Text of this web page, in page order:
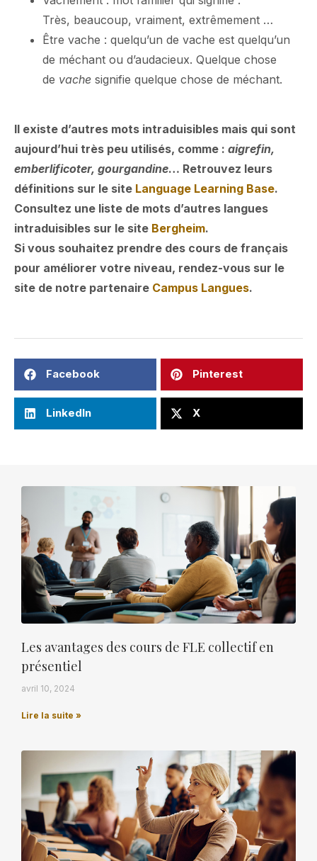
Très, beaucoup, vraiment, extrêmement …
Être vache : quelqu’un de vache est quelqu’un
de méchant ou d’audacieux. Quelque chose
de vache signifie quelque chose de méchant.
Il existe d’autres mots intraduisibles mais qui sont
aujourd’hui très peu utilisés, comme : aigrefin,
emberlificoter, gourgandine… Retrouvez leurs
définitions sur le site Language Learning Base.
Consultez une liste de mots d’autres langues
intraduisibles sur le site Bergheim.
Si vous souhaitez prendre des cours de français
pour améliorer votre niveau, rendez-vous sur le
site de notre partenaire Campus Langues.
Facebook Pinterest
LinkedIn X
Les avantages des cours de FLE collectif en
présentiel
avril 10, 2024
Lire la suite »